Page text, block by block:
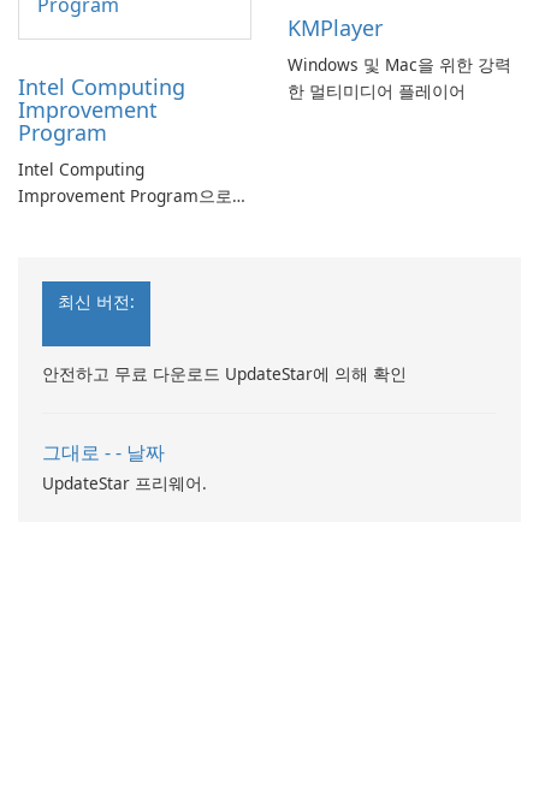
Intel Computing
Improvement
Program
Intel Computing
Improvement Program으로
KMPlayer
Windows 및 Mac을 위한 강력
한 멀티미디어 플레이어
최신 버전:
안전하고 무료 다운로드 UpdateStar에 의해 확인
그대로 - - 날짜
UpdateStar 프리웨어.